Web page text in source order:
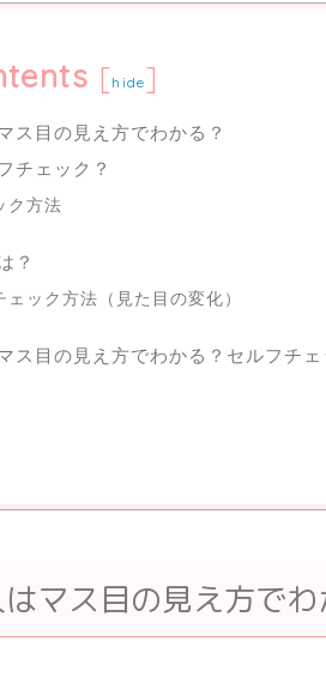
[hide]
ス目の見え方でわかる？
チェック？
ク方法
？
ック方法（見た目の変化）
ス目の見え方でわかる？セルフチェ
マス目の見え方でわ